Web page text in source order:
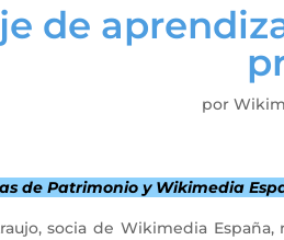
de
por
de Patrimonio y Wikimedia
socia de Wikimedia